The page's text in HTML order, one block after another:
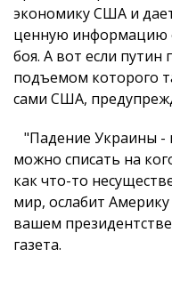
экономику США и
ценную информацию
боя. А вот если путин
подъемом которого
сами США,
"Падение Украины -
можно списать на
как что-то
мир, ослабит
вашем
газета.